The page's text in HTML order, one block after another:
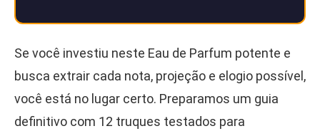
Se você investiu neste Eau de Parfum potente e
busca extrair cada nota, projeção e elogio possível,
você está no lugar certo. Preparamos um guia
definitivo com 12 truques testados para